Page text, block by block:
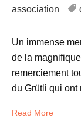
association
Un immense
de la
remerciement
du Grütli qui ont
Read More